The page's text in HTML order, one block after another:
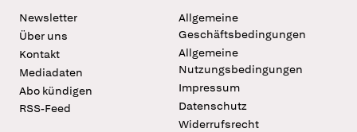
Newsletter
Über uns
Kontakt
Mediadaten
Abo kündigen
RSS-Feed
Allgemeine
Geschäftsbedingungen
Allgemeine
Nutzungsbedingungen
Impressum
Datenschutz
Widerrufsrecht